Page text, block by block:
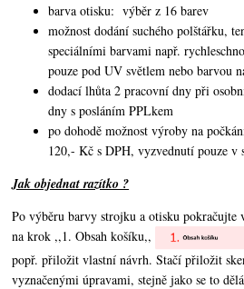
barva otisku: výběr z 16 barev
možnost dodání suchého polštářku,
speciálními barvami např.
pouze pod UV světlem nebo barvou
dodací lhůta 2 pracovní dny při
dny s posláním PPLkem
po dohodě možnost výroby na
120,- Kč s DPH, vyzvednutí pouze
Jak objednat razítko ?
Po výběru barvy strojku a otisku pokračujte
na krok ,,1. Obsah košíku,,
popř. přiložit vlastní návrh. Stačí přiložit
vyznačenými úpravami, stejně jako se to